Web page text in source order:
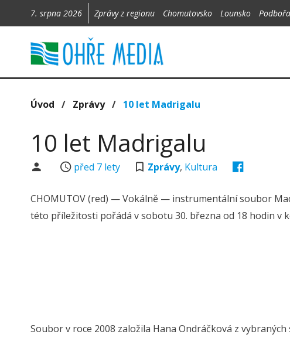
7. srpna 2026 Zprávy z regionu Chomutovsko Lounsko
Úvod / Zprávy/ 10 let Madrigalu
10 let Madrigalu
před 7 lety Zprávy, Kultura
CHOMUTOV (red) — Vokálně — instrumentální soubor
této příležitosti pořádá v sobotu 30. března od 18 hodin v
Soubor v roce 2008 založila Hana Ondráčková z